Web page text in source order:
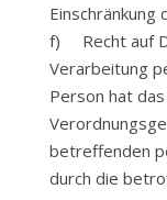
Einschränkung
f) Recht auf
Verarbeitung
Person hat
betreffenden
durch die